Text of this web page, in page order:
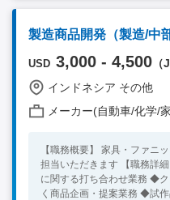
製造商品開発（製造/中
USD 3,000 - 4,500
インドネシア その他
メーカー(自動車/化学/
【職務概要】 家具・ファニ
担当いただきます 【職務詳
に関する打ち合わせ業務 ◆
く商品企画・提案業務 ◆試